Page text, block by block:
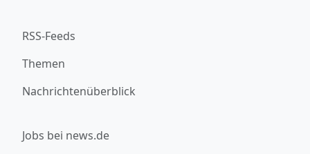
RSS-Feeds
Themen
Nachrichtenüberblick
Jobs bei news.de